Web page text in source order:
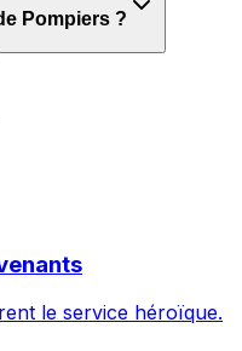
Pompiers ?
le service héroïque.